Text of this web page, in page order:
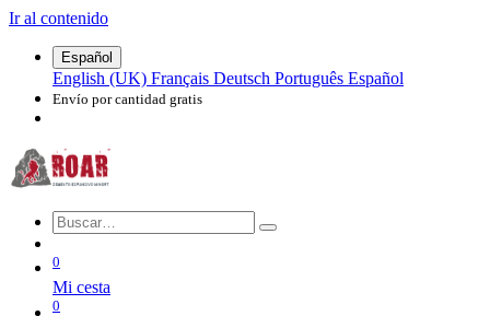
Ir al contenido
Español
English (UK) Français Deutsch Português Español
Envío por cantidad gratis
0
Mi cesta
0